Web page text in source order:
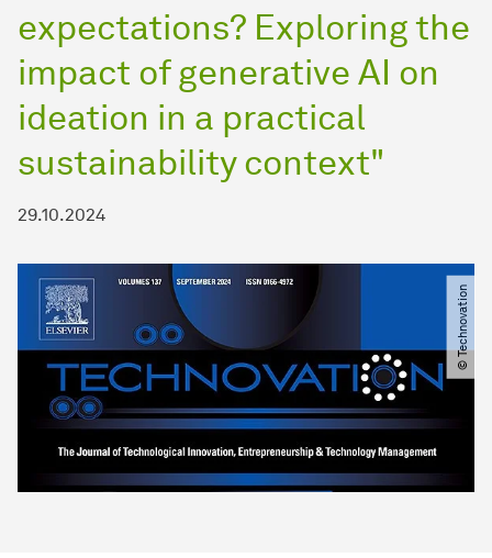
expectations? Exploring the
impact of generative AI on
ideation in a practical
sustainability context"
29.10.2024
© Technovation